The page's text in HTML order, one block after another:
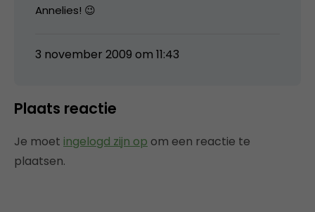
Annelies! 😉
3 november 2009 om 11:43
Plaats reactie
Je moet ingelogd zijn op om een reactie te
plaatsen.